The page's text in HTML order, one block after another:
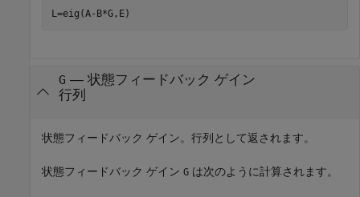
L=eig(A-B*G,E)
G — 状態フィードバック ゲイン
行列
状態フィードバック ゲイン。行列として返されます。
状態フィードバック ゲイン G は次のように計算されます。